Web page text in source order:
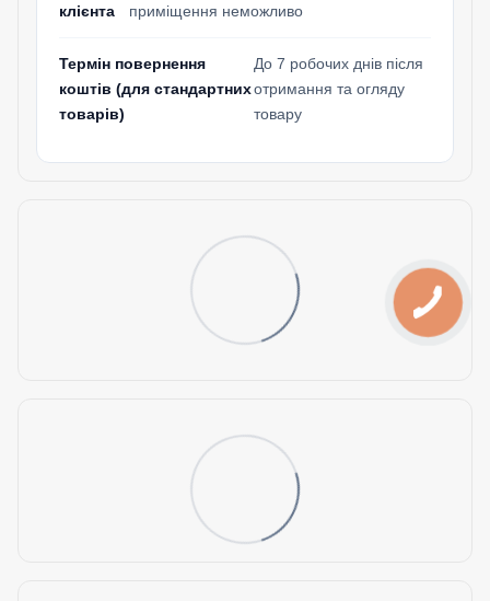
клієнта
приміщення неможливо
Термін повернення
коштів (для стандартних
товарів)
До 7 робочих днів після
отримання та огляду
товару